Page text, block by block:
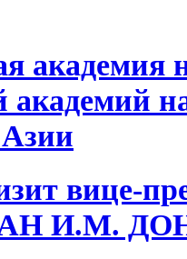
академия
академий
вице-
РАН И.М.